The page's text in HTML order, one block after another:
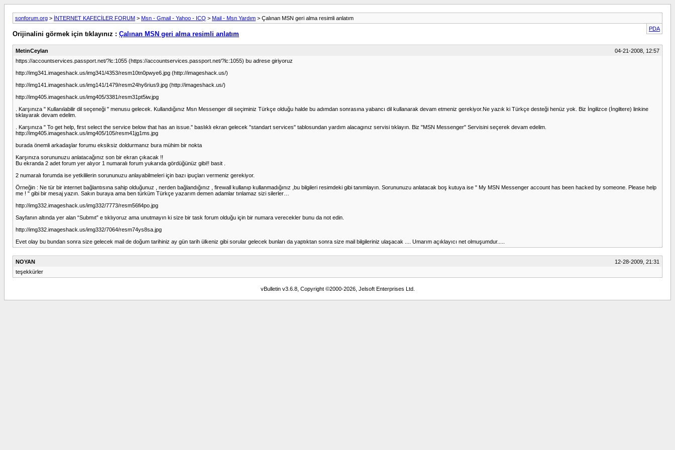
sonforum.org > İNTERNET KAFECİLER FORUM > Msn - Gmail - Yahoo - ICQ > Mail - Msn Yardım > Çalınan MSN geri alma resimli anlatım
PDA
Orijinalini görmek için tıklayınız : Çalınan MSN geri alma resimli anlatım
MetinCeylan
04-21-2008, 12:57
https://accountservices.passport.net/?lc:1055 (https://accountservices.passport.net/?lc:1055) bu adrese giriyoruz
http://img341.imageshack.us/img341/4353/resm10tn0pwye6.jpg (http://imageshack.us/)
http://img141.imageshack.us/img141/1479/resm24hy6rius9.jpg (http://imageshack.us/)
http://img405.imageshack.us/img405/3381/resm31pt5iw.jpg
. Karşınıza " Kullanılabilir dil seçeneği " menusu gelecek. Kullandığınız Msn Messenger dil seçiminiz Türkçe olduğu halde bu adımdan sonrasına yabancı dil kullanarak devam etmeniz gerekiyor.Ne yazık ki Türkçe desteği henüz yok. Biz İngilizce (İngiltere) linkine
tıklayarak devam edelim.
. Karşınıza " To get help, first select the service below that has an issue." baslıklı ekran gelecek "standart services" tablosundan yardım alacagınız servisi tıklayın. Biz "MSN Messenger" Servisini seçerek devam edelim.
http://img405.imageshack.us/img405/105/resm41jg1ms.jpg
burada önemli arkadaşlar forumu eksiksiz doldurmanız bura mühim bir nokta
Karşınıza sorununuzu anlatacağınız son bir ekran çıkacak !!
Bu ekranda 2 adet forum yer alıyor 1 numaralı forum yukarıda gördüğünüz gibi!! basit .
2 numaralı forumda ise yetkililerin sorununuzu anlayabilmeleri için bazı ipuçları vermeniz gerekiyor.
Örneğin : Ne tür bir internet bağlantısına sahip olduğunuz , nerden bağlandığınız , firewall kullanıp kullanmadığınız ,bu bilgileri resimdeki gibi tanımlayın. Sorununuzu anlatacak boş kutuya ise " My MSN Messenger account has been hacked by someone. Please help
me ! " gibi bir mesaj yazın. Sakın buraya ama ben türküm Türkçe yazarım demen adamlar tınlamaz sizi silerler…
http://img332.imageshack.us/img332/7773/resm56fi4po.jpg
Sayfanın altında yer alan “Submıt” e tıklıyoruz ama unutmayın ki size bir task forum olduğu için bir numara verecekler bunu da not edin.
http://img332.imageshack.us/img332/7064/resm74ys8sa.jpg
Evet olay bu bundan sonra size gelecek mail de doğum tarihiniz ay gün tarih ülkeniz gibi sorular gelecek bunları da yaptıktan sonra size mail bilgileriniz ulaşacak .... Umarım açıklayıcı net olmuşumdur.....
NOYAN
12-28-2009, 21:31
teşekkürler
vBulletin v3.6.8, Copyright ©2000-2026, Jelsoft Enterprises Ltd.